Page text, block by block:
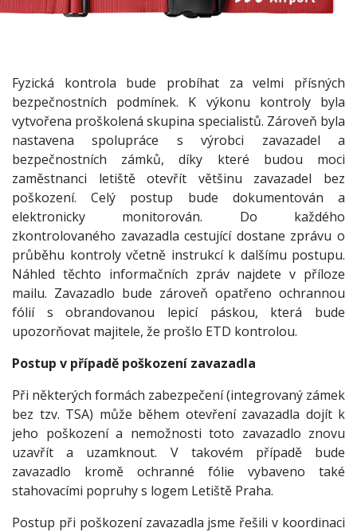
Fyzická kontrola bude probíhat za velmi přísných
bezpečnostních podmínek. K výkonu kontroly byla
vytvořena proškolená skupina specialistů. Zároveň byla
nastavena spolupráce s výrobci zavazadel a
bezpečnostních zámků, díky které budou moci
zaměstnanci letiště otevřít většinu zavazadel bez
poškození. Celý postup bude dokumentován a
elektronicky monitorován. Do každého
zkontrolovaného zavazadla cestující dostane zprávu o
průběhu kontroly včetně instrukcí k dalšímu postupu.
Náhled těchto informačních zpráv najdete v příloze
mailu. Zavazadlo bude zároveň opatřeno ochrannou
fólií s obrandovanou lepicí páskou, která bude
upozorňovat majitele, že prošlo ETD kontrolou.
Postup v případě poškození zavazadla
Při některých formách zabezpečení (integrovaný zámek
bez tzv. TSA) může během otevření zavazadla dojít k
jeho poškození a nemožnosti toto zavazadlo znovu
uzavřít a uzamknout. V takovém případě bude
zavazadlo kromě ochranné fólie vybaveno také
stahovacími popruhy s logem Letiště Praha.
Postup při poškození zavazadla jsme řešili v koordinaci